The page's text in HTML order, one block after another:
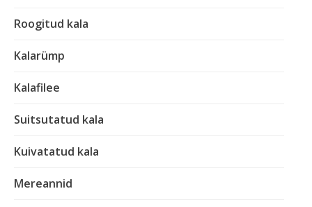
Roogitud kala
Kalarümp
Kalafilee
Suitsutatud kala
Kuivatatud kala
Mereannid